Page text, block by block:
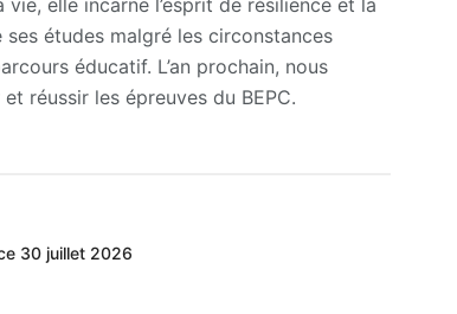
études malgré les circonstances
éducatif. L’an prochain, nous
réussir les épreuves du BEPC.
30 juillet 2026